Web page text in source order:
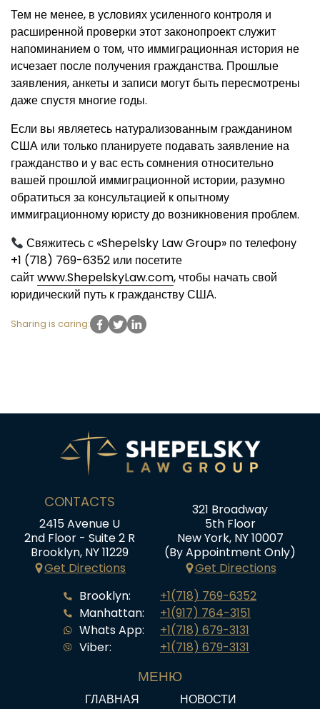
Тем не менее, в условиях усиленного контроля и
расширенной проверки этот законопроект служит
напоминанием о том, что иммиграционная история не
исчезает после получения гражданства. Прошлые
заявления, анкеты и записи могут быть пересмотрены
даже спустя многие годы.
Если вы являетесь натурализованным гражданином
США или только планируете подавать заявление на
гражданство и у вас есть сомнения относительно
вашей прошлой иммиграционной истории, разумно
обратиться за консультацией к опытному
иммиграционному юристу до возникновения проблем.
Свяжитесь с «Shepelsky Law Group» по телефону
+1 (718) 769-6352 или посетите
сайтwww.ShepelskyLaw.com, чтобы начать свой
юридический путь к гражданству США.
Sharing is caring:
CONTACTS
2415 Avenue U
2nd Floor - Suite 2 R
Brooklyn, NY 11229
Get Directions
321 Broadway
5th Floor
New York, NY 10007
(By Appointment Only)
Get Directions
Brooklyn:
Manhattan:
Whats App:
Viber:
+1(718) 769-6352
+1(917) 764-3151
+1(718) 679-3131
+1(718) 679-3131
МЕНЮ
ГЛАВНАЯ НОВОСТИ